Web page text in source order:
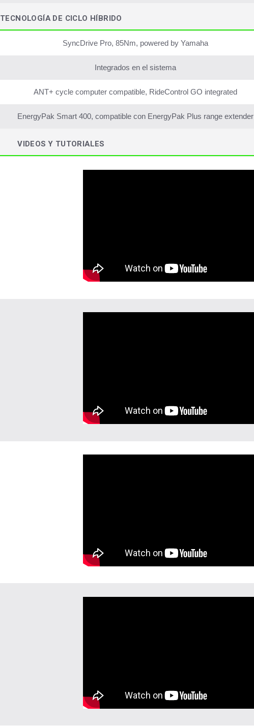
TECNOLOGÍA DE CICLO HÍBRIDO
SyncDrive Pro, 85Nm, powered by Yamaha
Integrados en el sistema
ANT+ cycle computer compatible, RideControl GO integrated
EnergyPak Smart 400, compatible con EnergyPak Plus range extender
VIDEOS Y TUTORIALES